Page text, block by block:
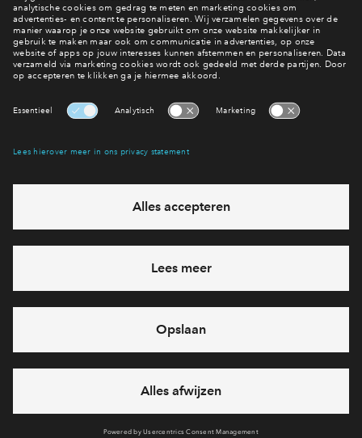
Meer over varen in het Reevediep
Varen vanaf je eigen woning?
Hiermee blijf je op de hoogte van het belangrijkste nieuws en
6 dagen per week beschikbaar (behalve tijdens
feestdagen)
via chat en telefoon